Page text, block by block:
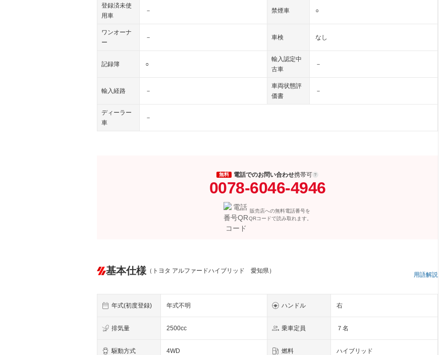
登録済未使
用車
－ 禁煙車 ○
ワンオーナ
ー
－ 車検 なし
記録簿 ○
輸入認定中
古車
－
輸入経路 －
車両状態評
価書
－
ディーラー
車
－
無料 電話でのお問い合わせ携帯可
0078-6046-4946
販売店への無料電話番号を
QRコードで読み取れます。
基本仕様 （トヨタ アルファードハイブリッド 愛知県）
用語解説
年式(初度登録) 年式不明 ハンドル 右
排気量 2500cc 乗車定員 ７名
駆動方式 4WD 燃料 ハイブリッド